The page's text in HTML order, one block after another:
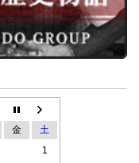
金
土
1